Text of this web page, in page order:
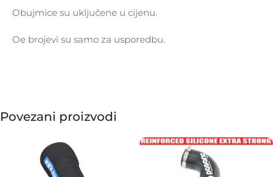
Obujmice su uključene u cijenu.
Oe brojevi su samo za usporedbu.
Povezani proizvodi